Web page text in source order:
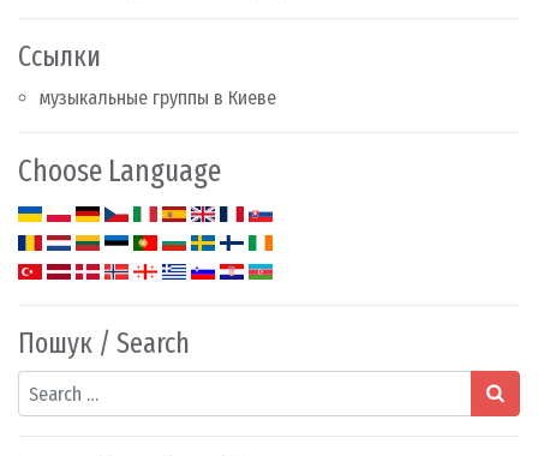
Ссылки
музыкальные группы в Киеве
Choose Language
Пошук / Search
Search